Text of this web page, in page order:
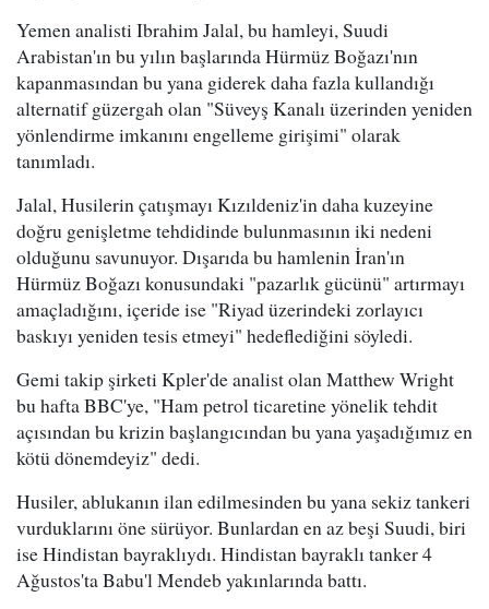
Yemen analisti Ibrahim Jalal, bu hamleyi, Suudi
Arabistan'ın bu yılın başlarında Hürmüz Boğazı'nın
kapanmasından bu yana giderek daha fazla kullandığı
alternatif güzergah olan "Süveyş Kanalı üzerinden yeniden
yönlendirme imkanını engelleme girişimi" olarak
tanımladı.
Jalal, Husilerin çatışmayı Kızıldeniz'in daha kuzeyine
doğru genişletme tehdidinde bulunmasının iki nedeni
olduğunu savunuyor. Dışarıda bu hamlenin İran'ın
Hürmüz Boğazı konusundaki "pazarlık gücünü" artırmayı
amaçladığını, içeride ise "Riyad üzerindeki zorlayıcı
baskıyı yeniden tesis etmeyi" hedeflediğini söyledi.
Gemi takip şirketi Kpler'de analist olan Matthew Wright
bu hafta BBC'ye, "Ham petrol ticaretine yönelik tehdit
açısından bu krizin başlangıcından bu yana yaşadığımız en
kötü dönemdeyiz" dedi.
Husiler, ablukanın ilan edilmesinden bu yana sekiz tankeri
vurduklarını öne sürüyor. Bunlardan en az beşi Suudi, biri
ise Hindistan bayraklıydı. Hindistan bayraklı tanker 4
Ağustos'ta Babu'l Mendeb yakınlarında battı.